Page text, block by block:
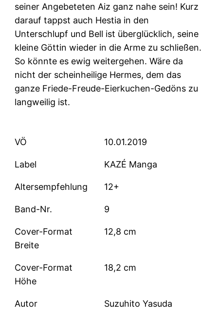
seiner Angebeteten Aiz ganz nahe sein! Kurz
darauf tappst auch Hestia in den
Unterschlupf und Bell ist überglücklich, seine
kleine Göttin wieder in die Arme zu schließen.
So könnte es ewig weitergehen. Wäre da
nicht der scheinheilige Hermes, dem das
ganze Friede-Freude-Eierkuchen-Gedöns zu
langweilig ist.
VÖ 10.01.2019
Label KAZÉ Manga
Altersempfehlung 12+
Band-Nr. 9
Cover-Format
Breite
12,8 cm
Cover-Format
Höhe
18,2 cm
Autor Suzuhito Yasuda